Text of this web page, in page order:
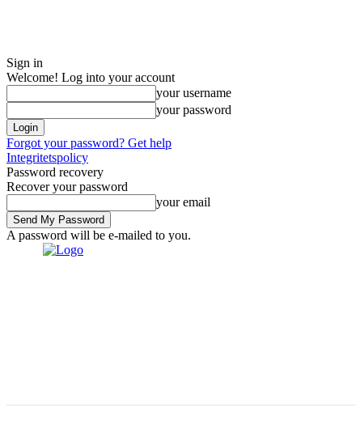
Sign in
Welcome! Log into your account
your username
your password
Forgot your password? Get help
Integritetspolicy
Password recovery
Recover your password
your email
A password will be e-mailed to you.